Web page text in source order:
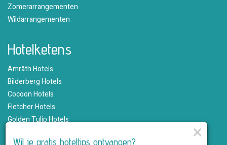
Zomerarrangementen
Wildarrangementen
Hotelketens
Amrâth Hotels
Bilderberg Hotels
Cocoon Hotels
Fletcher Hotels
Golden Tulip Hotels
×
Wil je gratis hoteltips ontvangen?